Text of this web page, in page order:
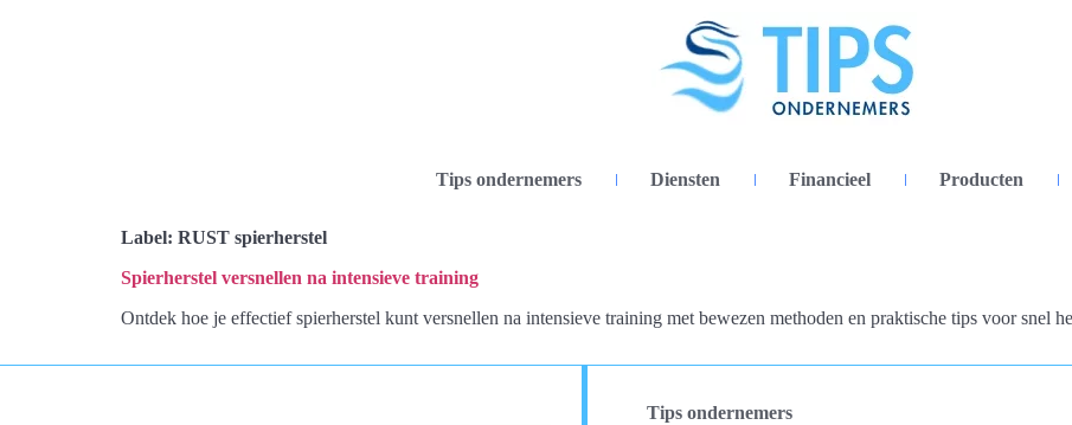
Tips ondernemers Diensten Financieel Producten
Label: RUST spierherstel
Spierherstel versnellen na intensieve training
Ontdek hoe je effectief spierherstel kunt versnellen na intensieve training met bewezen methoden en praktische tips voor snel
Tips ondernemers